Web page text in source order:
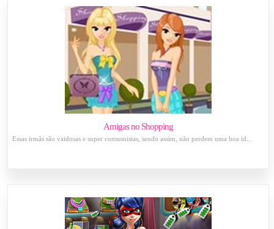
Amigas no Shopping
Essas irmãs são vaidosas e super consumistas, sendo assim, não perdem uma boa id...